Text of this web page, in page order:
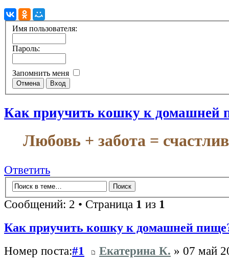
Имя пользователя:
Пароль:
Запомнить меня
Как приучить кошку к домашней
Любовь + забота =
Ответить
Сообщений: 2 • Страница 1 из 1
Как приучить кошку к домашней
Номер поста:#1 Екатерина К. » 07 май